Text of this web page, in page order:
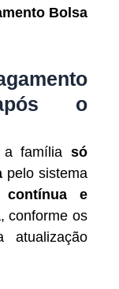
Bolsa
o
a família só
pelo sistema
contínua e
conforme os
atualização